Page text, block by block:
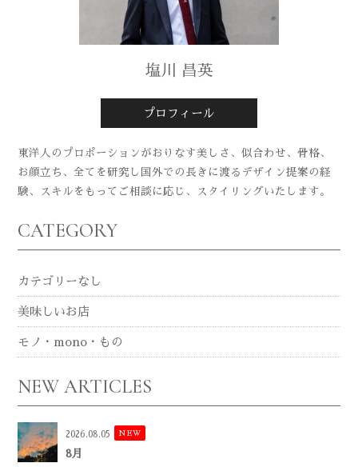
塩川 昌英
プロフィール
東洋人のプロポーションがおりなす美しさ、似合わせ、骨格、
お顔立ち、全てを研究し国外での長きに渡るデザイン提案の経
験、スキルをもってご相談に応じ、スタイリングいたします。
CATEGORY
カテゴリーなし
美味しいお店
モノ・mono・もの
NEW ARTICLES
2026.08.05 NEW
8月